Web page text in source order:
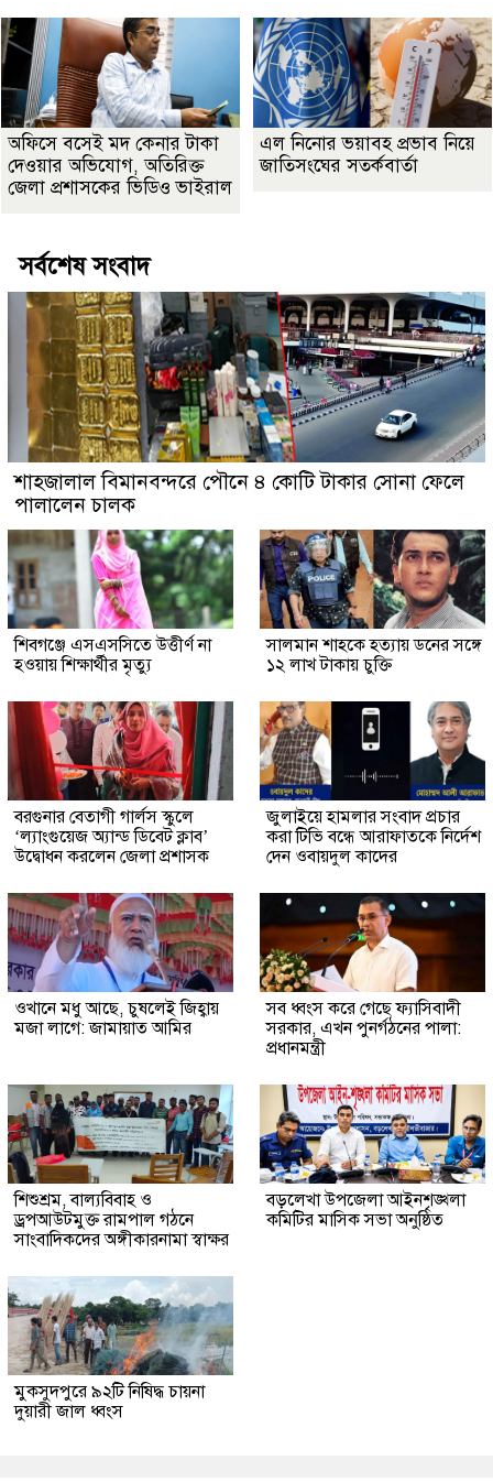
অফিসে বসেই মদ কেনার টাকা
দেওয়ার অভিযোগ, অতিরিক্ত
জেলা প্রশাসকের ভিডিও ভাইরাল
এল নিনোর ভয়াবহ প্রভাব নিয়ে
জাতিসংঘের সতর্কবার্তা
সর্বশেষ সংবাদ
শাহজালাল বিমানবন্দরে পৌনে ৪ কোটি টাকার সোনা ফেলে
পালালেন চালক
শিবগঞ্জে এসএসসিতে উত্তীর্ণ না
হওয়ায় শিক্ষার্থীর মৃত্যু
সালমান শাহকে হত্যায় ডনের সঙ্গে
১২ লাখ টাকায় চুক্তি
বরগুনার বেতাগী গার্লস স্কুলে
‘ল্যাংগুয়েজ অ্যান্ড ডিবেট ক্লাব’
উদ্বোধন করলেন জেলা প্রশাসক
জুলাইয়ে হামলার সংবাদ প্রচার
করা টিভি বন্ধে আরাফাতকে নির্দেশ
দেন ওবায়দুল কাদের
ওখানে মধু আছে, চুষলেই জিহ্বায়
মজা লাগে: জামায়াত আমির
সব ধ্বংস করে গেছে ফ্যাসিবাদী
সরকার, এখন পুনর্গঠনের পালা:
প্রধানমন্ত্রী
শিশুশ্রম, বাল্যবিবাহ ও
ড্রপআউটমুক্ত রামপাল গঠনে
সাংবাদিকদের অঙ্গীকারনামা স্বাক্ষর
বড়লেখা উপজেলা আইনশৃঙ্খলা
কমিটির মাসিক সভা অনুষ্ঠিত
মুকসুদপুরে ৯২টি নিষিদ্ধ চায়না
দুয়ারী জাল ধ্বংস